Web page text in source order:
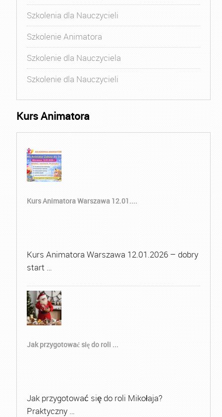
Szkolenia dla Nauczycieli
Szkolenie Animatora
Szkolenie dla Nauczyciela
Szkolenie dla Nauczycieli
Kurs Animatora
Kurs Animatora Warszawa 12.01....
Kurs Animatora Warszawa 12.01.2026 – dobry
start …
Jak przygotować się do roli ...
Jak przygotować się do roli Mikołaja?
Praktyczny …